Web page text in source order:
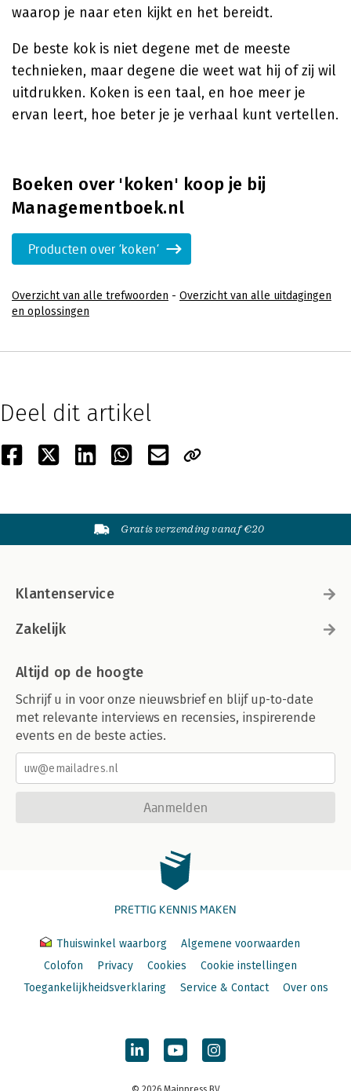
waarop je naar eten kijkt en het bereidt.
De beste kok is niet degene met de meeste
technieken, maar degene die weet wat hij of zij wil
uitdrukken. Koken is een taal, en hoe meer je
ervan leert, hoe beter je je verhaal kunt vertellen.
Boeken over 'koken' koop je bij
Managementboek.nl
Producten over 'koken'
Overzicht van alle trefwoorden - Overzicht van alle uitdagingen
en oplossingen
Deel dit artikel
Gratis verzending vanaf €20
Klantenservice
Zakelijk
Altijd op de hoogte
Schrijf u in voor onze nieuwsbrief en blijf up-to-date
met relevante interviews en recensies, inspirerende
events en de beste acties.
Aanmelden
PRETTIG KENNIS MAKEN
Thuiswinkel waarborg
Algemene voorwaarden
Colofon
Privacy Cookies
Cookie instellingen
Toegankelijkheidsverklaring
Service & Contact Over ons